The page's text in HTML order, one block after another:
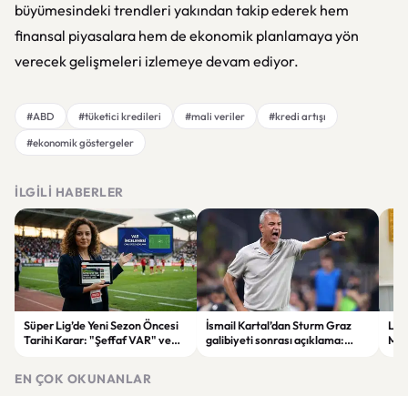
büyümesindeki trendleri yakından takip ederek hem
finansal piyasalara hem de ekonomik planlamaya yön
verecek gelişmeleri izlemeye devam ediyor.
#ABD #tüketici kredileri #mali veriler
#kredi artışı
#ekonomik göstergeler
İLGILI HABERLER
Süper Lig’de Yeni Sezon Öncesi
Tarihi Karar: "Şeffaf VAR" ve
İsmail Kartal’dan Sturm Graz
galibiyeti sonrası açıklama:
EN ÇOK OKUNANLAR